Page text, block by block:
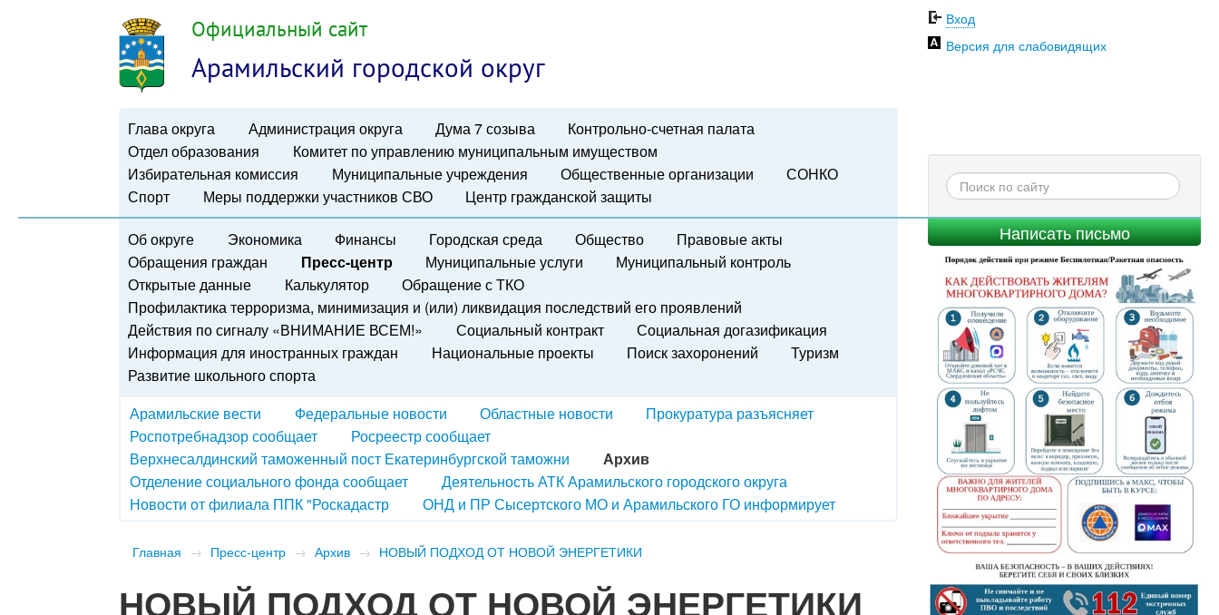
Официальный сайт
Арамильский городской округ
Глава округа Администрация округа Дума 7 созыва
Контрольно-счетная палата
Отдел образования
Комитет по управлению муниципальным имуществом
Избирательная комиссия
Муниципальные учреждения Общественные организации
СОНКО
Спорт
Меры поддержки участников СВО Центр гражданской защиты
Вход
Версия для слабовидящих
Написать письмо
Об округе Экономика Финансы Городская среда Общество
Правовые акты
Обращения граждан
Пресс-центр Муниципальные услуги
Муниципальный контроль
Открытые данные
Калькулятор
Обращение с ТКО
Профилактика терроризма, минимизация и (или) ликвидация последствий его проявлений
Действия по сигналу «ВНИМАНИЕ ВСЕМ!»
Социальный контракт
Социальная догазификация
Информация для иностранных граждан
Национальные проекты Поиск захоронений
Туризм
Развитие школьного спорта
Арамильские вести
Федеральные новости Областные новости
Прокуратура разъясняет
Роспотребнадзор сообщает
Росреестр сообщает
Верхнесалдинский таможенный пост Екатеринбургской таможни
Архив
Отделение социального фонда сообщает
Деятельность АТК Арамильского городского округа
Новости от филиала ППК "Роскадастр
ОНД и ПР Сысертского МО и Арамильского ГО информирует
Главная → Пресс-центр → Архив → НОВЫЙ ПОДХОД ОТ НОВОЙ ЭНЕРГЕТИКИ
НОВЫЙ ПОДХОД ОТ НОВОЙ ЭНЕРГЕТИКИ